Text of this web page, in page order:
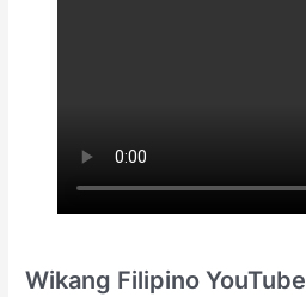
Wikang Filipino YouTube